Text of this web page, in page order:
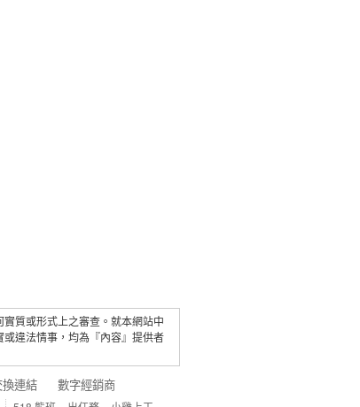
質或形式上之審查。就本網站中
違法情事，均為『內容』提供者
連結 數字經銷商